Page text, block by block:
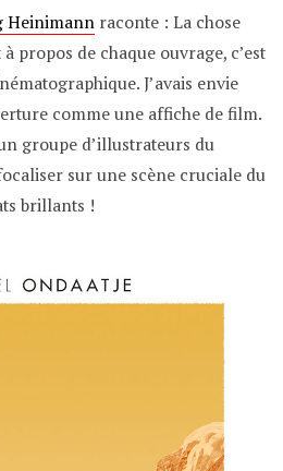
Heinimann raconte : La chose
propos de chaque ouvrage, c’est
J’avais envie
comme une affiche de film.
groupe d’illustrateurs du
sur une scène cruciale du
brillants !